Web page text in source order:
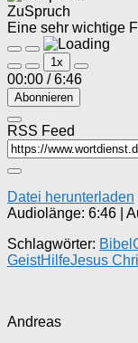
ZuSpruch
Eine sehr wichtige
Play
Episode
Pause
Episode
1x
00:00 / 6:46
Abonnieren
RSS Feed
Datei herunterladen
Audiolänge: 6:46
Schlagwörter: Bibel
GeistHilfeJesus
Andreas